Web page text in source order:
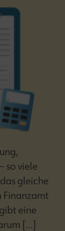
so viele
gleiche
Finanzamt
eine
[…]